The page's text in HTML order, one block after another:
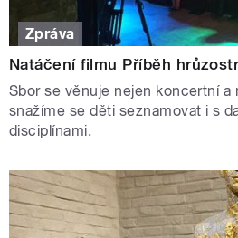
Zpráva
Natáčení filmu Příběh
Sbor se věnuje nejen koncertní a
snažíme se děti seznamovat i s
disciplínami.